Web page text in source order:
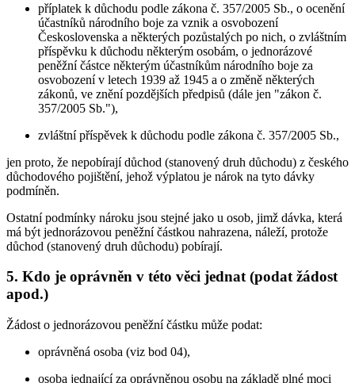
příplatek k důchodu podle zákona č. 357/2005 Sb., o ocenění
účastníků národního boje za vznik a osvobození
Československa a některých pozůstalých po nich, o zvláštním
příspěvku k důchodu některým osobám, o jednorázové
peněžní částce některým účastníkům národního boje za
osvobození v letech 1939 až 1945 a o změně některých
zákonů, ve znění pozdějších předpisů (dále jen "zákon č.
357/2005 Sb."),
zvláštní příspěvek k důchodu podle zákona č. 357/2005 Sb.,
jen proto, že nepobírají důchod (stanovený druh důchodu) z českého
důchodového pojištění, jehož výplatou je nárok na tyto dávky
podmíněn.
Ostatní podmínky nároku jsou stejné jako u osob, jimž dávka, která
má být jednorázovou peněžní částkou nahrazena, náleží, protože
důchod (stanovený druh důchodu) pobírají.
5. Kdo je oprávněn v této věci jednat (podat žádost
apod.)
Žádost o jednorázovou peněžní částku může podat:
oprávněná osoba (viz bod 04),
osoba jednající za oprávněnou osobu na základě plné moci